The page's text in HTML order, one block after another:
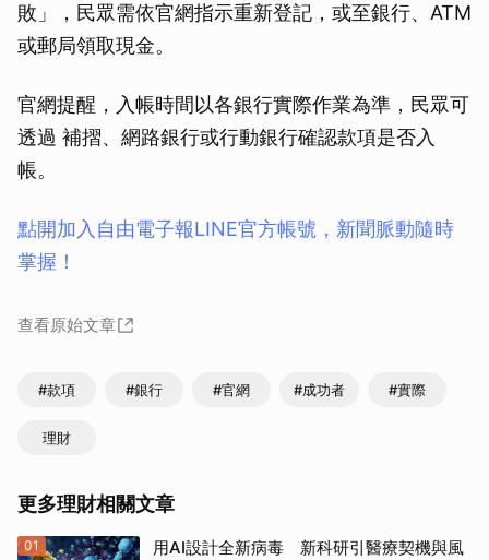
敗」，民眾需依官網指示重新登記，或至銀行、ATM
或郵局領取現金。
官網提醒，入帳時間以各銀行實際作業為準，民眾可
透過 補摺、網路銀行或行動銀行確認款項是否入
帳。
點開加入自由電子報LINE官方帳號，新聞脈動隨時
掌握！
查看原始文章
#款項 #銀行 #官網 #成功者 #實際
理財
更多理財相關文章
01
用AI設計全新病毒 新科研引醫療契機與風